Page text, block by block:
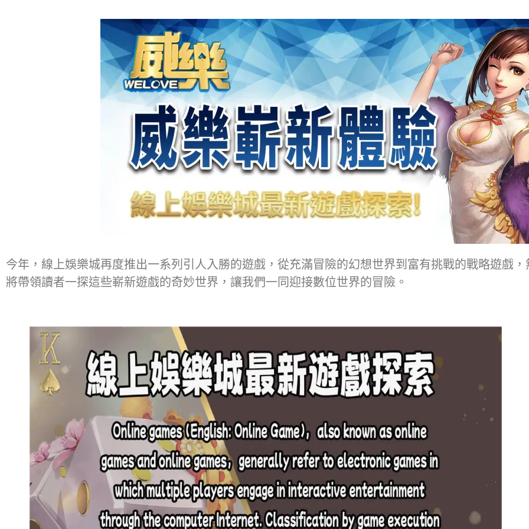
今年，線上娛樂城再度推出一系列引人入勝的遊戲，從充滿冒險的幻想世界到富有挑戰的戰略遊戲
將帶領讀者一探這些嶄新遊戲的奇妙世界，讓我們一同迎接數位世界的冒險。